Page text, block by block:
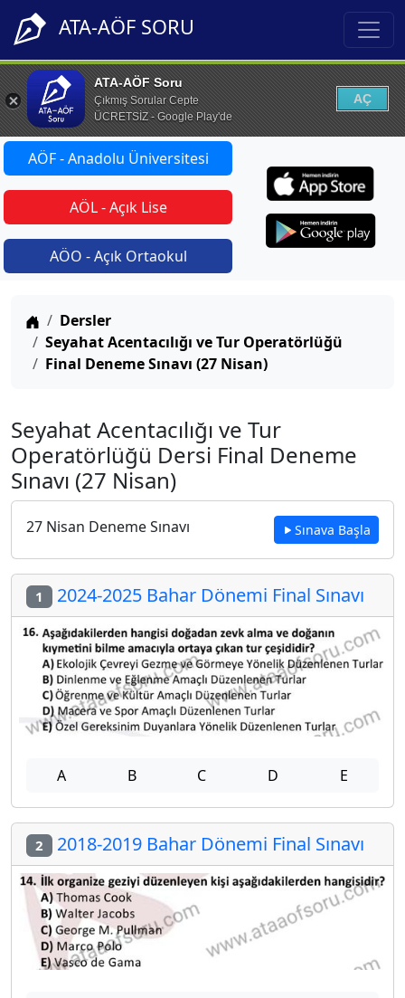
ATA-AÖF SORU
ATA-AÖF Soru
Çıkmış Sorular Cepte
ÜCRETSİZ - Google Play'de
AÇ
AÖF - Anadolu Üniversitesi
AÖL - Açık Lise
AÖO - Açık Ortaokul
Anasayfa
Dersler
Seyahat Acentacılığı ve Tur Operatörlüğü
Final Deneme Sınavı (27 Nisan)
Seyahat Acentacılığı ve Tur
Operatörlüğü Dersi Final Deneme
Sınavı (27 Nisan)
27 Nisan Deneme Sınavı Sınava Başla
1 2024-2025 Bahar Dönemi Final Sınavı
A B C D E
2 2018-2019 Bahar Dönemi Final Sınavı